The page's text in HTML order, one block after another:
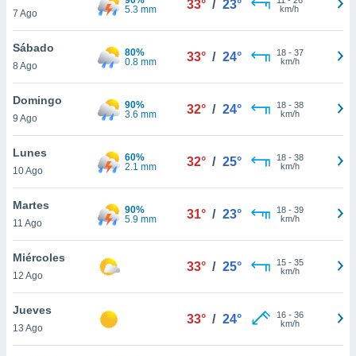
más
nuestra
y
de
disponible
cookies
aceptar
7 Ago
5.3 mm
33° / 23°
km/h
Sábado
8 Ago
80%
0.8 mm
33° / 24° 18- 37
km/h
Domingo
9 Ago
90%
3.6 mm
32° / 24° 18- 38
km/h
Lunes
10 Ago
60%
2.1 mm
32° / 25° 18- 38
km/h
Martes
11 Ago
90%
5.9 mm
31° / 23° 18- 39
km/h
Miércoles
12 Ago
33° / 25° 15- 35
km/h
Jueves
13 Ago
33° / 24° 16- 36
km/h